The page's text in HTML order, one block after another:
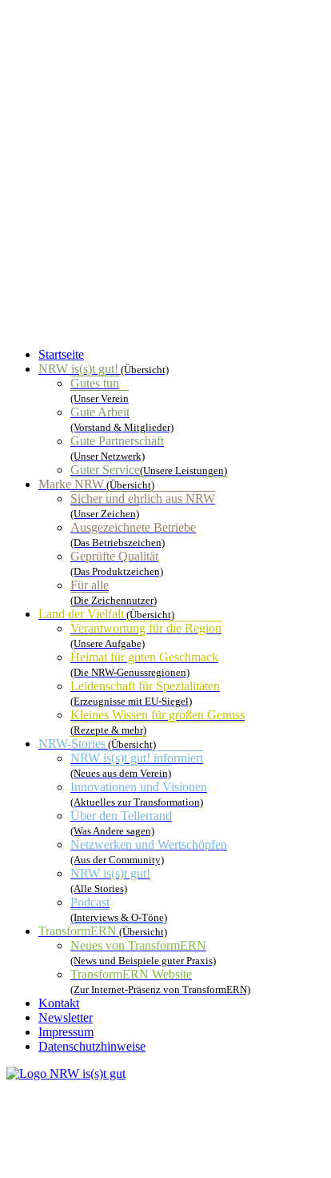
Startseite
NRW is(s)t gut! (Übersicht)
Gutes tun
(Unser Verein
Gute Arbeit
(Vorstand & Mitglieder)
Gute Partnerschaft
(Unser Netzwerk)
Guter Service(Unsere Leistungen)
Marke NRW (Übersicht)
Sicher und ehrlich aus NRW
(Unser Zeichen)
Ausgezeichnete Betriebe
(Das Betriebszeichen)
Geprüfte Qualität
(Das Produktzeichen)
Für alle
(Die Zeichennutzer)
Land der Vielfalt(Übersicht)
Verantwortung für die Region
(Unsere Aufgabe)
Heimat für guten Geschmack
(Die NRW-Genussregionen)
Leidenschaft für Spezialitäten
(Erzeugnisse mit EU-Siegel)
Kleines Wissen für großen Genuss
(Rezepte & mehr)
NRW-Stories (Übersicht)
NRW is(s)t gut! informiert
(Neues aus dem Verein)
Innovationen und Visionen
(Aktuelles zur Transformation)
Über den Tellerrand
(Was Andere sagen)
Netzwerken und Wertschöpfen
(Aus der Community)
NRW is(s)t gut!
(Alle Stories)
Podcast
(Interviews & O-Töne)
TransformERN (Übersicht)
Neues von TransformERN
(News und Beispiele guter Praxis)
TransformERN Website
(Zur Internet-Präsenz von TransformERN)
Kontakt
Newsletter
Impressum
Datenschutzhinweise